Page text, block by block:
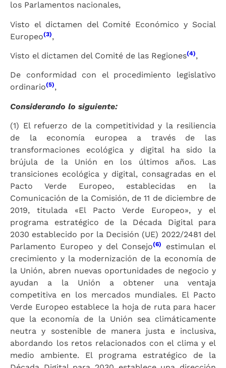
los Parlamentos nacionales,
Visto el dictamen del Comité Económico y Social
Europeo(3),
Visto el dictamen del Comité de las Regiones(4),
De conformidad con el procedimiento legislativo
ordinario(5),
Considerando lo siguiente:
(1) El refuerzo de la competitividad y la resiliencia
de la economía europea a través de las
transformaciones ecológica y digital ha sido la
brújula de la Unión en los últimos años. Las
transiciones ecológica y digital, consagradas en el
Pacto Verde Europeo, establecidas en la
Comunicación de la Comisión, de 11 de diciembre de
2019, titulada «El Pacto Verde Europeo», y el
programa estratégico de la Década Digital para
2030 establecido por la Decisión (UE) 2022/2481 del
Parlamento Europeo y del Consejo(6)
estimulan el
crecimiento y la modernización de la economía de
la Unión, abren nuevas oportunidades de negocio y
ayudan a la Unión a obtener una ventaja
competitiva en los mercados mundiales. El Pacto
Verde Europeo establece la hoja de ruta para hacer
que la economía de la Unión sea climáticamente
neutra y sostenible de manera justa e inclusiva,
abordando los retos relacionados con el clima y el
medio ambiente. El programa estratégico de la